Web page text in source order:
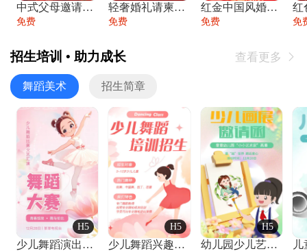
中式父母邀请函婚礼结婚请柬请贴父母邀请方
免费
轻奢婚礼请柬婚礼邀请函结婚照请帖
免费
红金中国风婚礼请柬出阁喜宴嫁女请帖出阁宴
免费 免
招生培训 • 助力成长 查看更多 
舞蹈美术 招生简章
H5
少儿舞蹈演出舞蹈比赛跳舞大赛文艺汇演活动
H5
少儿舞蹈兴趣班艺术培训学校招生宣传
H5
幼儿园少儿艺术展览绘画展摄影作品展美术展